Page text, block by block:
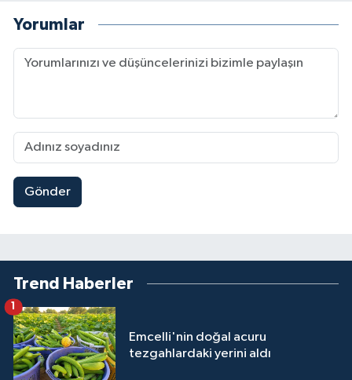
Yorumlar
Gönder
Trend Haberler
Emcelli'nin doğal acuru
tezgahlardaki yerini aldı